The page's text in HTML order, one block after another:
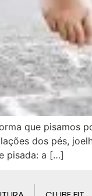
que pisamos
dos pés,
pisada: a […]